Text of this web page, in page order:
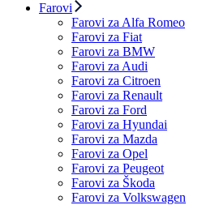
Farovi
Farovi za Alfa Romeo
Farovi za Fiat
Farovi za BMW
Farovi za Audi
Farovi za Citroen
Farovi za Renault
Farovi za Ford
Farovi za Hyundai
Farovi za Mazda
Farovi za Opel
Farovi za Peugeot
Farovi za Škoda
Farovi za Volkswagen